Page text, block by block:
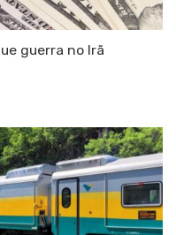
guerra no Irã